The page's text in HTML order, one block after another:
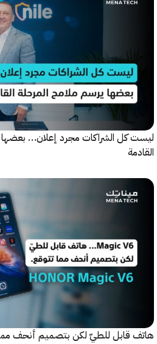
الشراكات مجرد إعلان… بعضها يرسم